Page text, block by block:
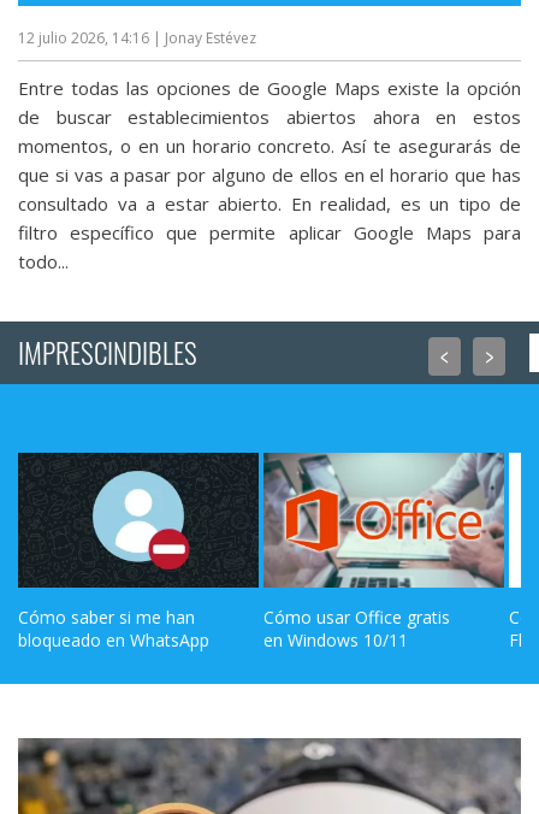
12 julio 2026, 14:16 | Jonay Estévez
Entre todas las opciones de Google Maps existe la opción
de buscar establecimientos abiertos ahora en estos
momentos, o en un horario concreto. Así te asegurarás de
que si vas a pasar por alguno de ellos en el horario que has
consultado va a estar abierto. En realidad, es un tipo de
filtro específico que permite aplicar Google Maps para
todo...
IMPRESCINDIBLES < >
Cómo saber si me han
bloqueado en WhatsApp
Cómo usar Office gratis
en Windows 10/11